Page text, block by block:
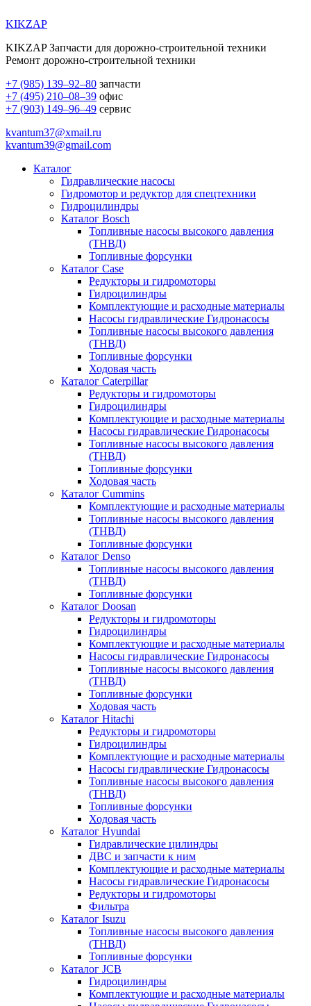
KIKZAP
KIKZAP Запчасти для дорожно-строительной техники
Ремонт дорожно-строительной техники
+7 (985) 139–92–80 запчасти
+7 (495) 210–08–39 офис
+7 (903) 149–96–49 сервис
kvantum37@xmail.ru
kvantum39@gmail.com
Каталог
Гидравлические насосы
Гидромотор и редуктор для спецтехники
Гидроцилиндры
Каталог Bosch
Топливные насосы высокого давления
(ТНВД)
Топливные форсунки
Каталог Case
Редукторы и гидромоторы
Гидроцилиндры
Комплектующие и расходные материалы
Насосы гидравлические Гидронасосы
Топливные насосы высокого давления
(ТНВД)
Топливные форсунки
Ходовая часть
Каталог Caterpillar
Редукторы и гидромоторы
Гидроцилиндры
Комплектующие и расходные материалы
Насосы гидравлические Гидронасосы
Топливные насосы высокого давления
(ТНВД)
Топливные форсунки
Ходовая часть
Каталог Cummins
Комплектующие и расходные материалы
Топливные насосы высокого давления
(ТНВД)
Топливные форсунки
Каталог Denso
Топливные насосы высокого давления
(ТНВД)
Топливные форсунки
Каталог Doosan
Редукторы и гидромоторы
Гидроцилиндры
Комплектующие и расходные материалы
Насосы гидравлические Гидронасосы
Топливные насосы высокого давления
(ТНВД)
Топливные форсунки
Ходовая часть
Каталог Hitachi
Редукторы и гидромоторы
Гидроцилиндры
Комплектующие и расходные материалы
Насосы гидравлические Гидронасосы
Топливные насосы высокого давления
(ТНВД)
Топливные форсунки
Ходовая часть
Каталог Hyundai
Гидравлические цилиндры
ДВС и запчасти к ним
Комплектующие и расходные материалы
Насосы гидравлические Гидронасосы
Редукторы и гидромоторы
Фильтра
Каталог Isuzu
Топливные насосы высокого давления
(ТНВД)
Топливные форсунки
Каталог JCB
Гидроцилиндры
Комплектующие и расходные материалы